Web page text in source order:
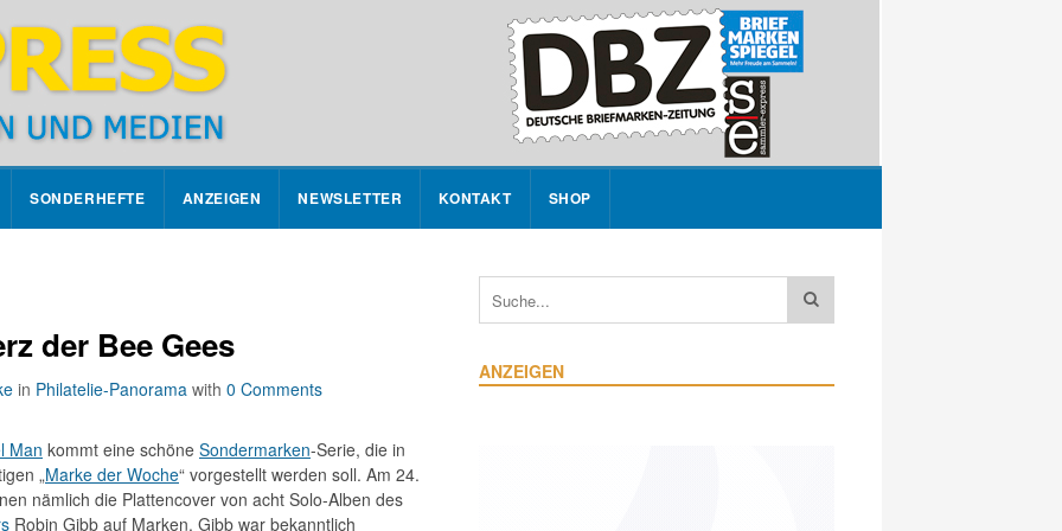
SONDERHEFTE ANZEIGEN NEWSLETTER KONTAKT SHOP
der Bee Gees
in Philatelie-Panorama with 0 Comments
Man kommt eine schöne Sondermarken-Serie, die in
„Marke der Woche“ vorgestellt werden soll. Am 24.
nämlich die Plattencover von acht Solo-Alben des
Robin Gibb auf Marken. Gibb war bekanntlich
ANZEIGEN